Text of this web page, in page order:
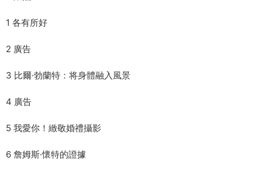
1 各有所好
2 廣告
3 比爾·勃蘭特：将身體融入風景
4 廣告
5 我愛你！緻敬婚禮攝影
6 詹姆斯·懷特的證據